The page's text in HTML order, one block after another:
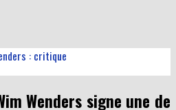
: critique